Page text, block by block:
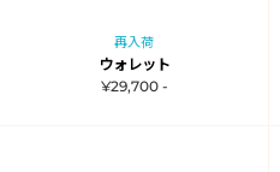
再入荷
ウォレット
¥29,700 -